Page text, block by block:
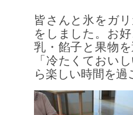
皆さんと氷をガ
をしました。お
乳・餡子と果物を
「冷たくておい
ら楽しい時間を過